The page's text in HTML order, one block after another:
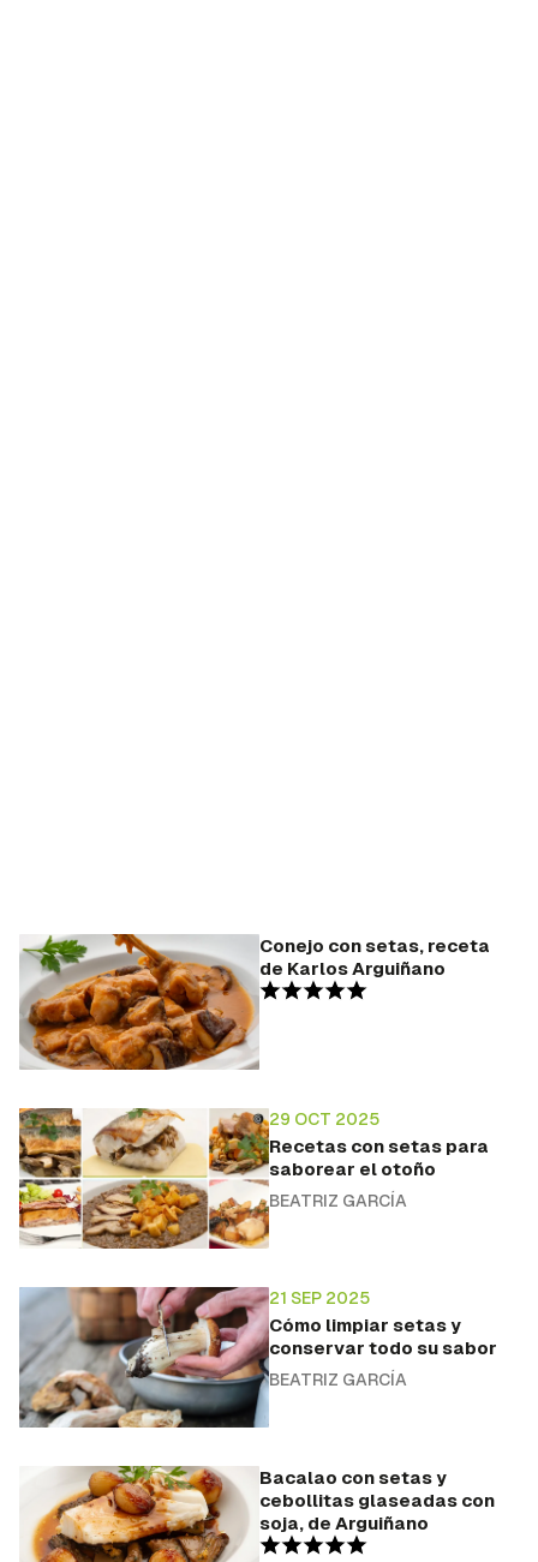
Conejo con setas, receta
de Karlos Arguiñano
29 OCT 2025
Recetas con setas para
saborear el otoño
BEATRIZ GARCÍA
21 SEP 2025
Cómo limpiar setas y
conservar todo su sabor
BEATRIZ GARCÍA
Bacalao con setas y
cebollitas glaseadas con
soja, de Arguiñano